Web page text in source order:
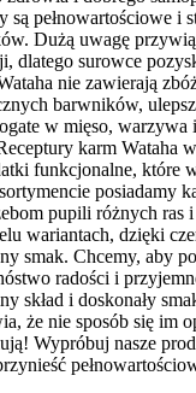
są pełnowartościowe i
Dużą uwagę
dlatego surowce
nie zawierają
barwników,
w mięso, warzywa
karm Wataha
funkcjonalne, które
posiadamy
pupili różnych ras
wariantach, dzięki
smak. Chcemy, aby
radości i
skład i doskonały
że nie sposób się im
Wypróbuj nasze
Zapisz moje
Akceptuj wszystko